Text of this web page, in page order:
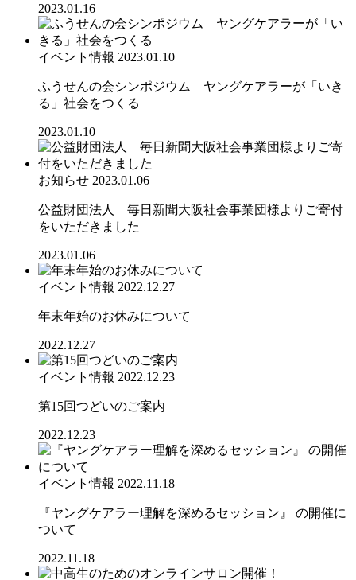
2023.01.16
イベント情報 2023.01.10
ふうせんの会シンポジウム ヤングケアラーが「いき
る」社会をつくる
2023.01.10
お知らせ 2023.01.06
公益財団法人 毎日新聞大阪社会事業団様よりご寄付
をいただきました
2023.01.06
イベント情報 2022.12.27
年末年始のお休みについて
2022.12.27
イベント情報 2022.12.23
第15回つどいのご案内
2022.12.23
イベント情報 2022.11.18
『ヤングケアラー理解を深めるセッション』 の開催に
ついて
2022.11.18